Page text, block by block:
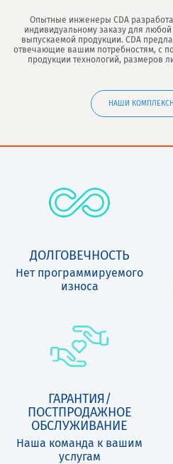
Опытные инженеры CDA
индивидуальному заказу для
выпускаемой продукции. CDA
отвечающие вашим потребностям, с
продукции технологий, размеров
НАШИ
ДОЛГОВЕЧНОСТЬ
Нет программируемого
износа
ГАРАНТИЯ/
ПОСТПРОДАЖНОЕ
ОБСЛУЖИВАНИЕ
Наша команда к вашим
услугам